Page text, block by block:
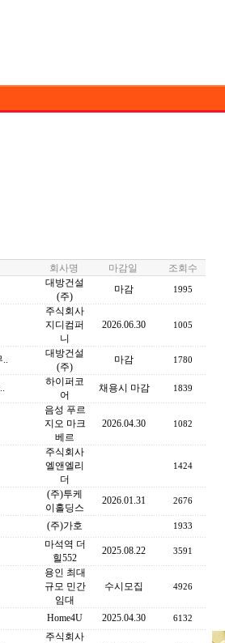
회사명 마감일 조회수
대방건설
(주)
마감 1995
주식회사
지디컴퍼
니
2026.06.30 1005
..
대방건설
(주)
마감 1780
하이퍼코
어
채용시 마감 1839
음성 푸르
지오 마크
베르
2026.04.30 1082
주식회사
엘앤엘리
더
1424
(주)투케
이홀딩스
2026.01.31 2676
(주)가호 1933
마석역 더
힐552
2025.08.22 3591
용인 최대
규모 민간
임대
수시모집 4926
Home4U 2025.04.30 6132
주식회사